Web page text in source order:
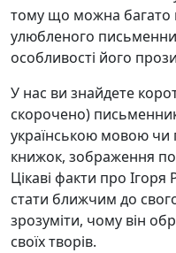
тому що можна багато
улюбленого
особливості його
У нас ви знайдете
скорочено)
українською мовою чи
книжок, зображення
Цікаві факти про
стати ближчим до
зрозуміти, чому він
своїх творів.